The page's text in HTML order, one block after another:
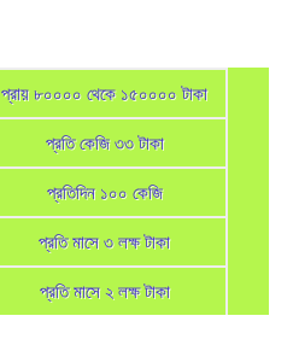
প্রায় ৮০০০০ থেকে ১৫০০০০ টাকা
প্রতি কেজি ৩৩ টাকা
প্রতিদিন ১০০ কেজি
প্রতি মাসে ৩ লক্ষ টাকা
প্রতি মাসে ২ লক্ষ টাকা